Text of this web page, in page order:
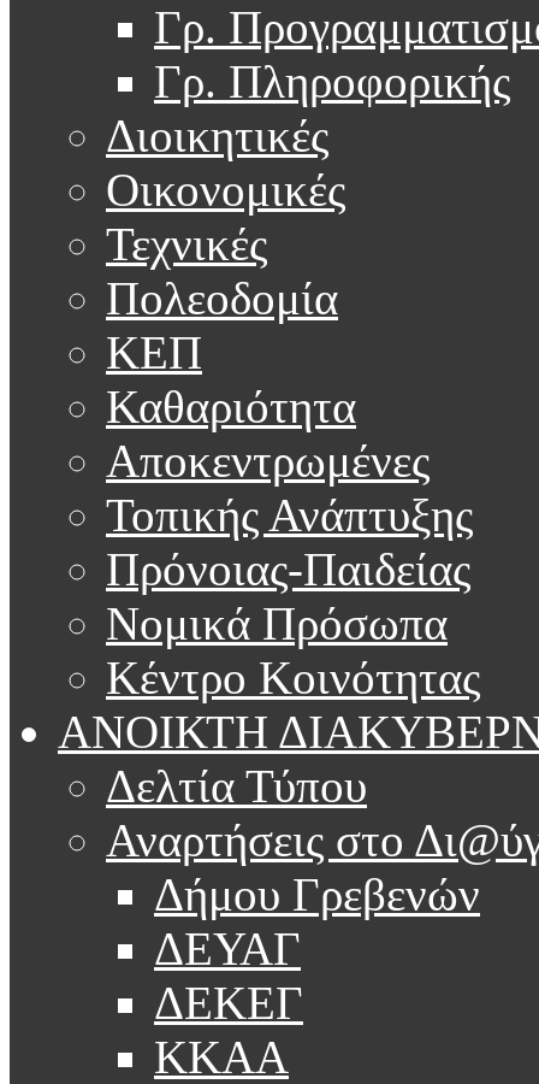
Γρ.
Γρ. Πληροφορικής
Διοικητικές
Οικονομικές
Τεχνικές
Πολεοδομία
ΚΕΠ
Καθαριότητα
Αποκεντρωμένες
Τοπικής Ανάπτυξης
Πρόνοιας-Παιδείας
Νομικά Πρόσωπα
Κέντρο Κοινότητας
ΑΝΟΙΚΤΗ
Δελτία Τύπου
Αναρτήσεις στο
Δήμου Γρεβενών
ΔΕΥΑΓ
ΔΕΚΕΓ
ΚΚΑΑ